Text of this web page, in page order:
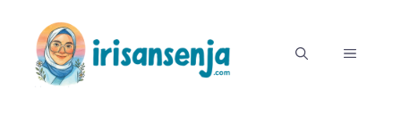
MENU